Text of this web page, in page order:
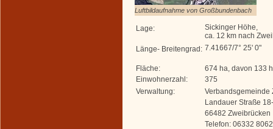
Luftbildaufnahme von Großbundenbach
Lage:
Sickinger Höhe,
ca. 12 km nach
Länge- Breitengrad: 7.41667/7° 25' 0"
Fläche:
674 ha, davon 133
Einwohnerzahl:
375
Verwaltung:
Verbandsgemeinde
Landauer Straße
66482 Zweibrücken
Telefon: 06332